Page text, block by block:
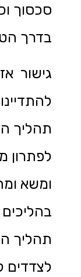
סכסוך
בדרך
גישור
תהליך
לפתרון
ומשא
תהליך
לצדדים